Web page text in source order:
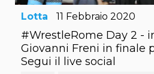
Lotta 11 Febbraio 2020
#WrestleRome Day 2 -
Giovanni Freni in finale
Segui il live social